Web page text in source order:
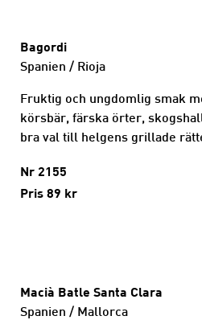
Bagordi
Spanien / Rioja
Fruktig och ungdomlig smak
körsbär, färska örter,
bra val till helgens grillade
Nr 2155
Pris 89 kr
Macià Batle Santa Clara
Spanien / Mallorca